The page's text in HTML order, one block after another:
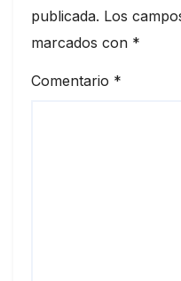
publicada. Los
marcados con *
Comentario *